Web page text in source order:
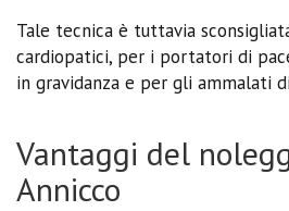
Tale tecnica è tuttavia
cardiopatici, per i portatori di
in gravidanza e per gli ammalati
Vantaggi del
Annicco